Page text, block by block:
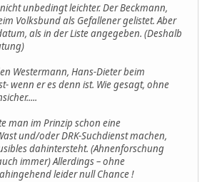
unbedingt leichter. Der Beckmann,
Volksbund als Gefallener gelistet. Aber
als in der Liste angegeben. (Deshalb
Westermann, Hans-Dieter beim
wenn er es denn ist. Wie gesagt, ohne
man im Prinzip schon eine
und/oder DRK-Suchdienst machen,
dahintersteht. (Ahnenforschung
immer) Allerdings – ohne
leider null Chance !